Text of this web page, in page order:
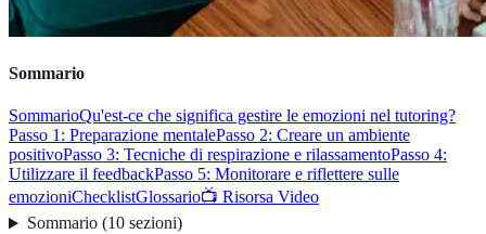
Sommario
SommarioQu'est-ce che significa gestire le emozioni nel tutoring?
Passo 1: Preparazione mentalePasso 2: Creare un ambiente
positivoPasso 3: Tecniche di respirazione e rilassamentoPasso 4:
Utilizzare il feedbackPasso 5: Monitorare e riflettere sulle
emozioniChecklistGlossario📺 Risorsa Video
Sommario(10 sezioni)